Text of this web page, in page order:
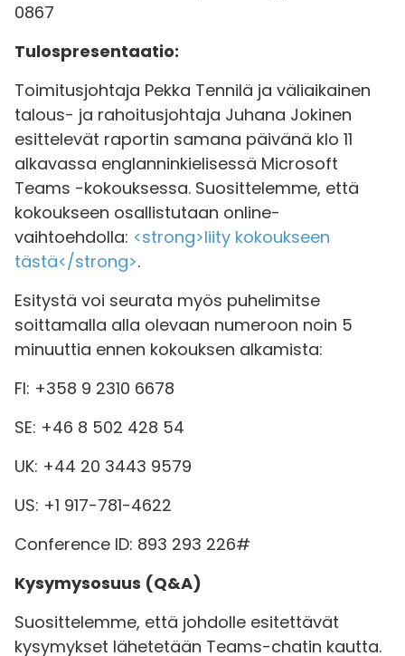
0867
Tulospresentaatio:
Toimitusjohtaja Pekka Tennilä ja väliaikainen
talous- ja rahoitusjohtaja Juhana Jokinen
esittelevät raportin samana päivänä klo 11
alkavassa englanninkielisessä Microsoft
Teams -kokouksessa. Suosittelemme, että
kokoukseen osallistutaan online-
vaihtoehdolla: <strong>liity kokoukseen
tästä</strong>.
Esitystä voi seurata myös puhelimitse
soittamalla alla olevaan numeroon noin 5
minuuttia ennen kokouksen alkamista:
FI: +358 9 2310 6678
SE: +46 8 502 428 54
UK: +44 20 3443 9579
US: +1 917-781-4622
Conference ID: 893 293 226#
Kysymysosuus (Q&A)
Suosittelemme, että johdolle esitettävät
kysymykset lähetetään Teams-chatin kautta.